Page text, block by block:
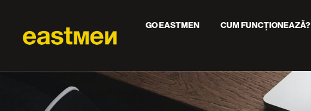
GO EASTMEN CUM FUNCȚIONEAZĂ?